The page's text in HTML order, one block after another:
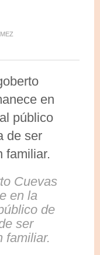
Cuevas
en la
de
ser
familiar.